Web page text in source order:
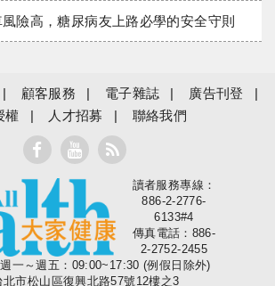
險高，糖尿病友上路必學的安全守則
顧客服務 電子雜誌
廣告刊登
權
人才招募 聯絡我們
大家健康
讀者服務專線：
886-2-2776-
6133#4
傳真電話：886-
2-2752-2455
一～週五：09:00~17:30 (例假日除外)
北市松山區復興北路57號12樓之3